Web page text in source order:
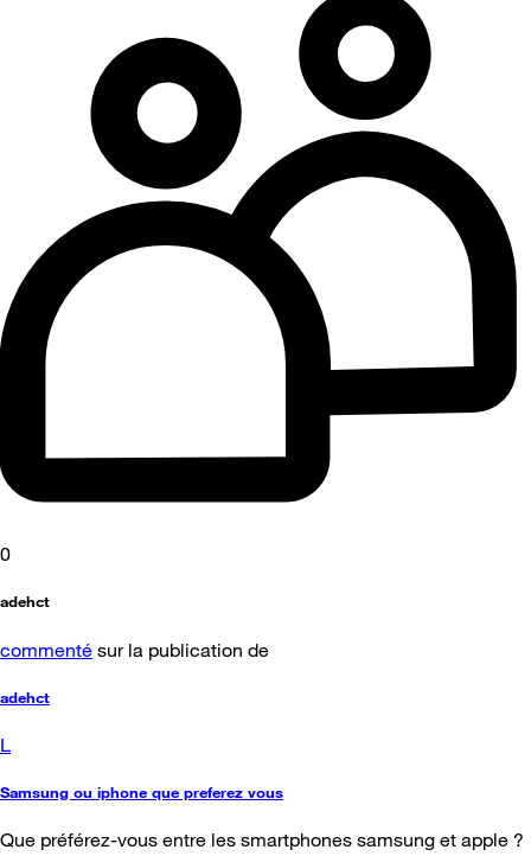
0
adehct
commenté sur la publication de
adehct
L
Samsung ou iphone que preferez vous
Que préférez-vous entre les smartphones samsung et apple ?